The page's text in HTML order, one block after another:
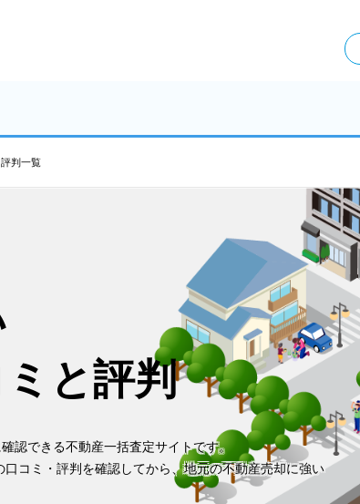
判一覧
と評判
認できる不動産一括査定サイトです。
コミ・評判を確認してから、地元の不動産売却に強い